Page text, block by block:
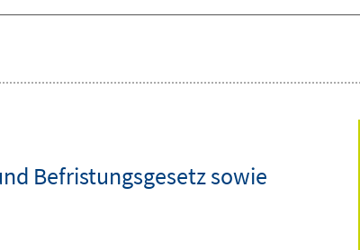
Befristungsgesetz sowie